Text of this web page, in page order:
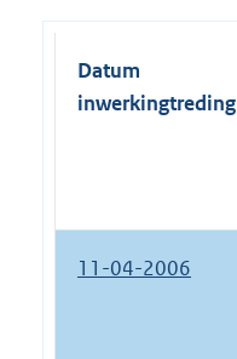
Datum
inwerkingtreding
11-04-2006